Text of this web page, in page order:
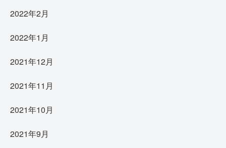
2022年2月
2022年1月
2021年12月
2021年11月
2021年10月
2021年9月